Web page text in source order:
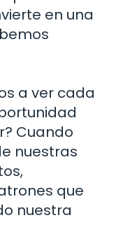
en una
a ver cada
Cuando
nuestras
que
nuestra